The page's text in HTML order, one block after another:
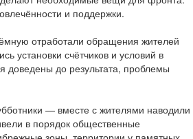
и поддержки.
отработали обращения жителей
установки счётчиков и условий в
доведены до результата, проблемы
— вместе с жителями наводили
в порядок общественные